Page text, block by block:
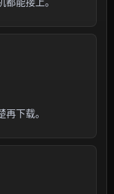
下载。